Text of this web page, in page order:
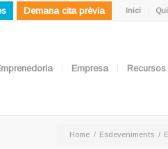
Inici
Demana cita prèvia
Empresa Recursos
Home / Esdeveniments /